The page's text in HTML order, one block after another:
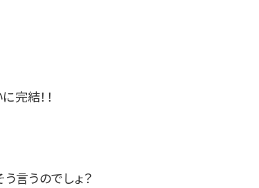
完結！！
言うのでしょ？